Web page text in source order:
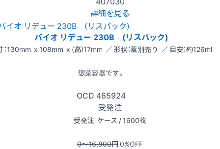
詳細を見る
バイオ リデュー 230B (リスパック)
：130mm x 108mm x (高)17mm ／ 形状：蓋別売り ／ 目安：約126ml
惣菜容器です。
OCD 465924
受発注
受発注 ケース / 1600枚
0〜16,800円0%OFF